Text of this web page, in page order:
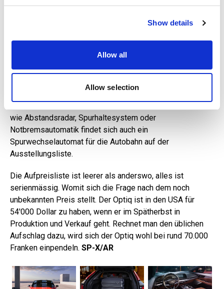
provide social media features and to analyse our traffic.
may combine it with other information that you’ve
provided to them or that they’ve collected from your use
Show details
Allow all
Allow selection
Batteriekonto packen. Gezapft werden kann aber auch
Wechselstrom an der heimischen Wallbox (bis zu 22 kW).
wie Abstandsradar, Spurhaltesystem oder
Notbremsautomatik findet sich auch ein
Spurwechselautomat für die Autobahn auf der
Ausstellungsliste.
Die Aufpreisliste ist leerer als anderswo, alles ist
serienmässig. Womit sich die Frage nach dem noch
unbekannten Preis stellt. Der Optiq ist in den USA für
54'000 Dollar zu haben, wenn er im Spätherbst in
Produktion und Verkauf geht. Rechnet man den üblichen
Aufschlag dazu, wird sich der Optiq wohl bei rund 70.000
Franken einpendeln. SP-X/AR